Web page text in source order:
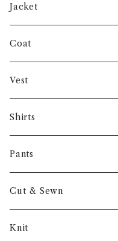
SHUREN
INVERTERE
Gambert
NORIEI
Other
Jacket
Coat
Vest
Shirts
Pants
Cut & Sewn
Knit